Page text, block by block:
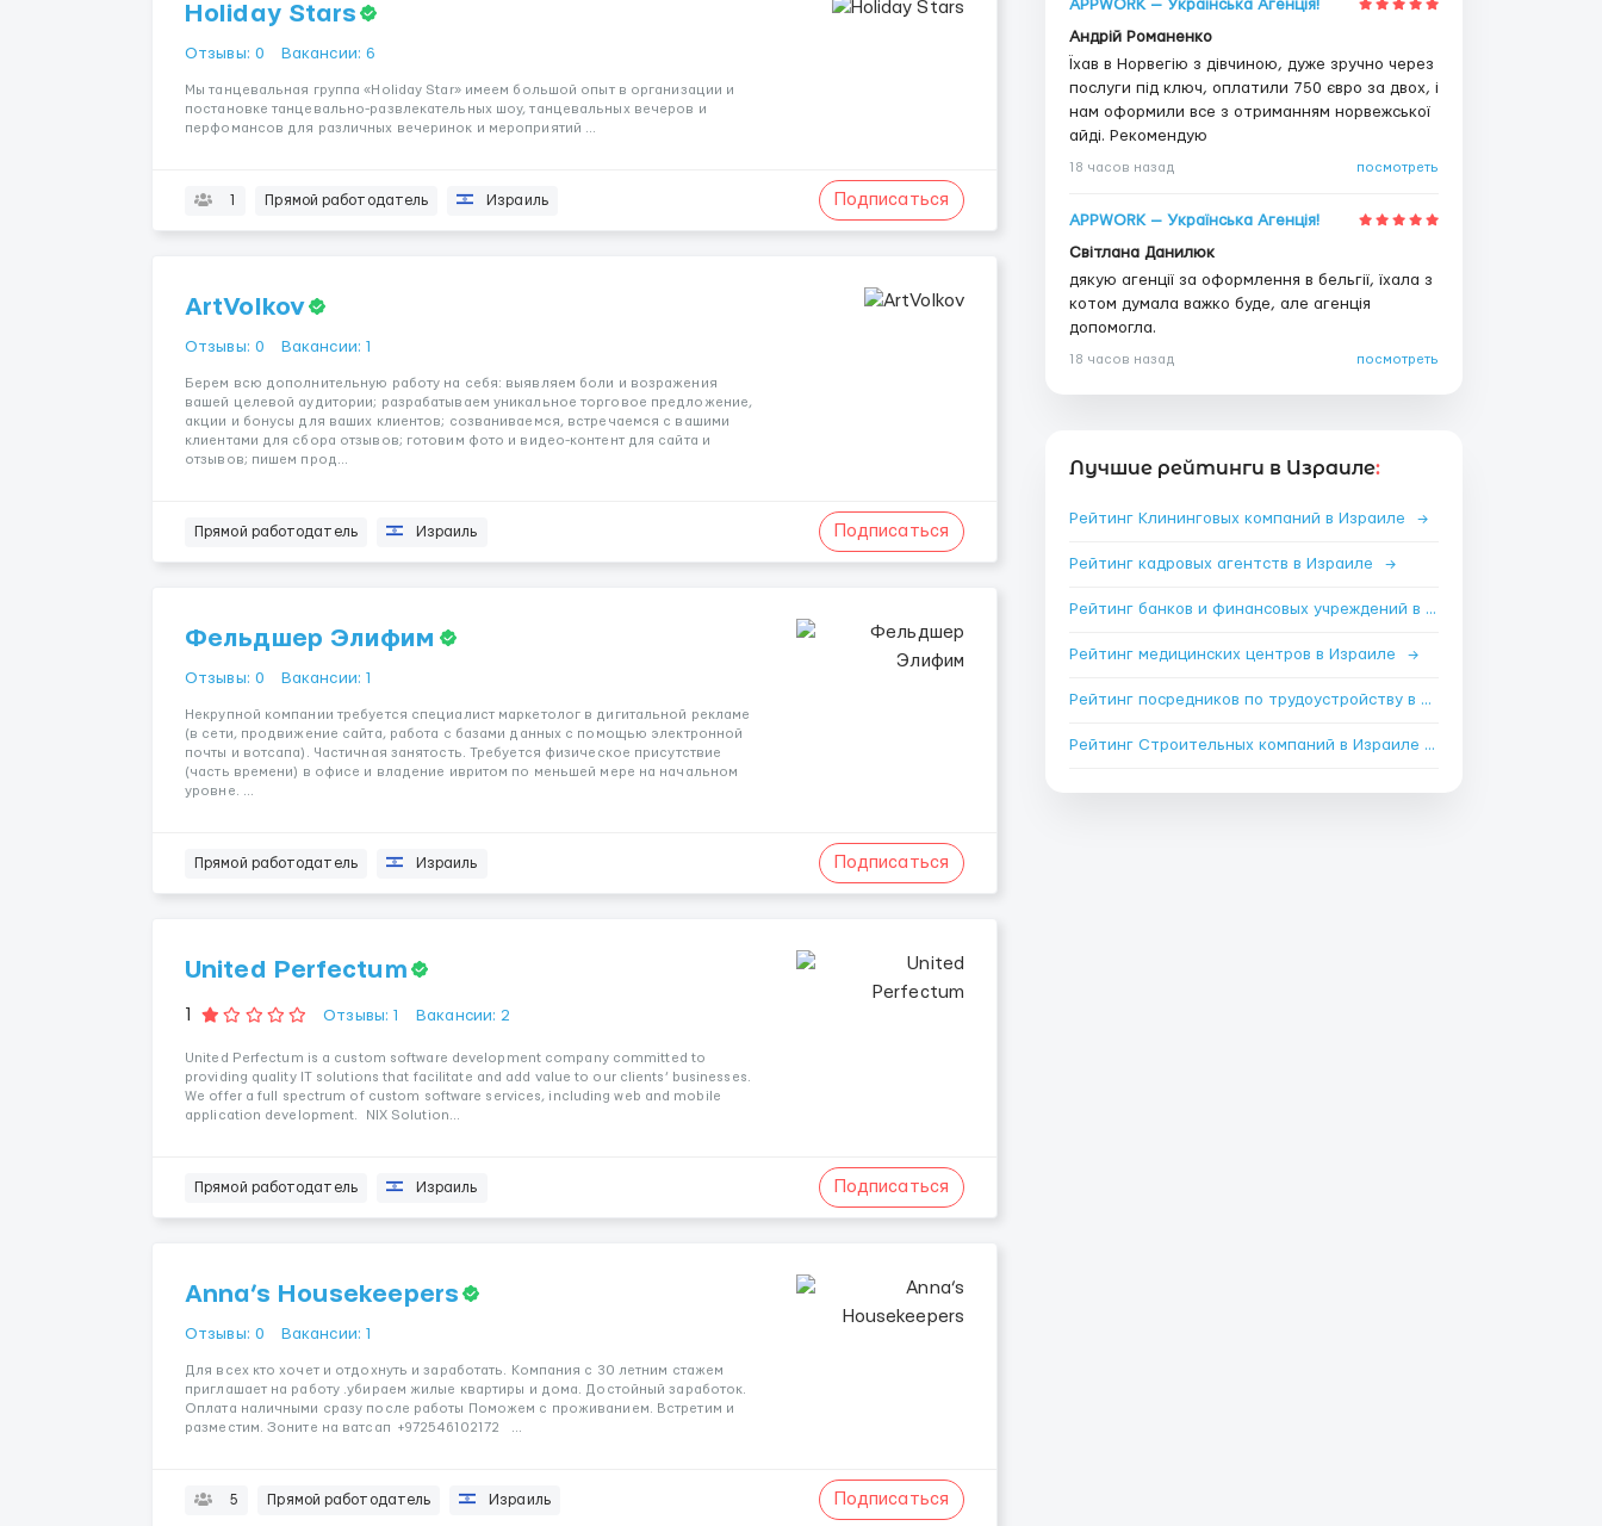
Holiday Stars
Отзывы: 0 Вакансии: 6
Мы танцевальная группа «Holiday Star» имеем большой опыт в организации и
постановке танцевально-развлекательных шоу, танцевальных вечеров и
перфомансов для различных вечеринок и мероприятий ...
1 Прямой работодатель Израиль Подписаться
ArtVolkov
Отзывы: 0 Вакансии: 1
Берем всю дополнительную работу на себя: выявляем боли и возражения
вашей целевой аудитории; разрабатываем уникальное торговое предложение,
акции и бонусы для ваших клиентов; созваниваемся, встречаемся с вашими
клиентами для сбора отзывов; готовим фото и видео-контент для сайта и
отзывов; пишем прод...
Прямой работодатель Израиль Подписаться
Фельдшер Элифим
Отзывы: 0 Вакансии: 1
Некрупной компании требуется специалист маркетолог в дигитальной рекламе
(в сети, продвижение сайта, работа с базами данных с помощью электронной
почты и вотсапа). Частичная занятость. Требуется физическое присутствие
(часть времени) в офисе и владение ивритом по меньшей мере на начальном
уровне. ...
Прямой работодатель Израиль Подписаться
United Perfectum
Отзывы: 1 Вакансии: 2
United Perfectum is a custom software development company committed to
providing quality IT solutions that facilitate and add value to our clients’ businesses.
We offer a full spectrum of custom software services, including web and mobile
application development. NIX Solution...
Прямой работодатель Израиль Подписаться
Anna’s Housekeepers
Отзывы: 0 Вакансии: 1
Для всех кто хочет и отдохнуть и заработать. Компания с 30 летним стажем
приглашает на работу .убираем жилые квартиры и дома. Достойный заработок.
Оплата наличными сразу после работы Поможем с проживанием. Встретим и
разместим. Зоните на ватсап +972546102172 ...
5 Прямой работодатель Израиль Подписаться
APPWORK — Українська Агенція!
Андрій Романенко
Їхав в Норвегію з дівчиною, дуже зручно через
послуги під ключ, оплатили 750 євро за двох, і
нам оформили все з отриманням норвежської
айді. Рекомендую
18 часов назад посмотреть
APPWORK — Українська Агенція!
Світлана Данилюк
дякую агенції за оформлення в бельгії, їхала з
котом думала важко буде, але агенція
допомогла.
18 часов назад посмотреть
Лучшие рейтинги в Израиле:
Рейтинг Клининговых компаний в Израиле →
Рейтинг кадровых агентств в Израиле →
Рейтинг банков и финансовых учреждений в Израиле
Рейтинг медицинских центров в Израиле →
Рейтинг посредников по трудоустройству в Израиле
Рейтинг Строительных компаний в Израиле→